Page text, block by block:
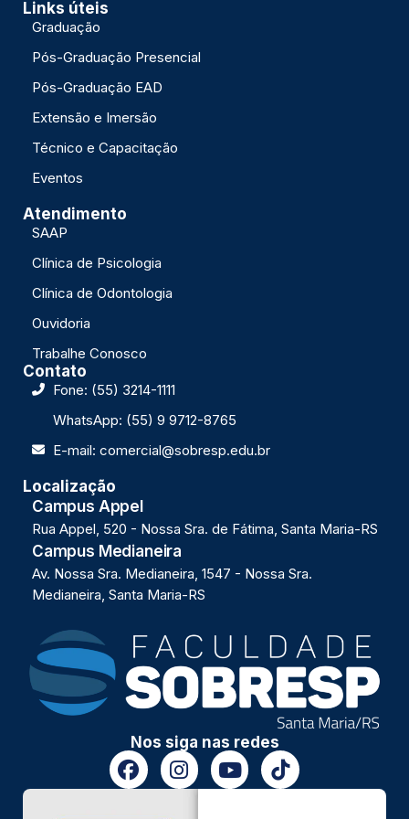
Links úteis
Graduação
Pós-Graduação Presencial
Pós-Graduação EAD
Extensão e Imersão
Técnico e Capacitação
Eventos
Atendimento
SAAP
Clínica de Psicologia
Clínica de Odontologia
Ouvidoria
Trabalhe Conosco
Contato
Fone: (55) 3214-1111
WhatsApp: (55) 9 9712-8765
E-mail: comercial@sobresp.edu.br
Localização
Campus Appel
Rua Appel, 520 - Nossa Sra. de Fátima, Santa Maria-RS
Campus Medianeira
Av. Nossa Sra. Medianeira, 1547 - Nossa Sra.
Medianeira, Santa Maria-RS
Nos siga nas redes